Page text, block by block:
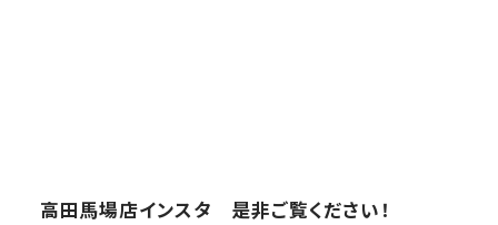
高田馬場店インスタ 是非ご覧ください！